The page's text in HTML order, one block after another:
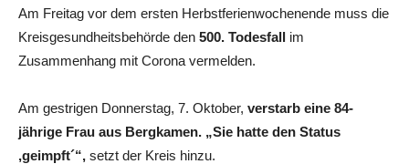
Am Freitag vor dem ersten Herbstferienwochenende muss die
Kreisgesundheitsbehörde den 500. Todesfall im
Zusammenhang mit Corona vermelden.
Am gestrigen Donnerstag, 7. Oktober, verstarb eine 84-
jährige Frau aus Bergkamen. „Sie hatte den Status
,geimpft´“, setzt der Kreis hinzu.